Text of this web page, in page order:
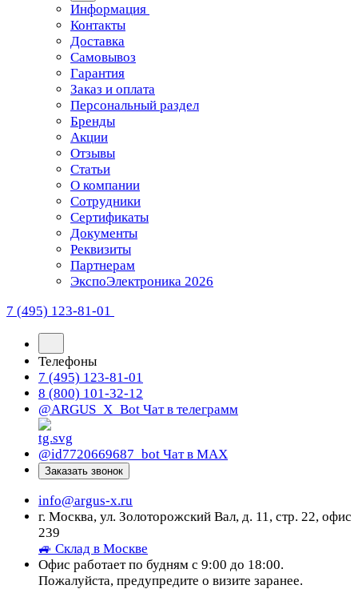
Информация
Контакты
Доставка
Самовывоз
Гарантия
Заказ и оплата
Персональный раздел
Бренды
Акции
Отзывы
Статьи
О компании
Сотрудники
Сертификаты
Документы
Реквизиты
Партнерам
ЭкспоЭлектроника 2026
7 (495) 123-81-01
Телефоны
7 (495) 123-81-01
8 (800) 101-32-12
@ARGUS_X_Bot Чат в телеграмм
@id7720669687_bot Чат в МАХ
Заказать звонок
info@argus-x.ru
г. Москва, ул. Золоторожский Вал, д. 11, стр. 22, офис
239
🚙 Склад в Москве
Офис работает по будням с 9:00 до 18:00.
Пожалуйста, предупредите о визите заранее.